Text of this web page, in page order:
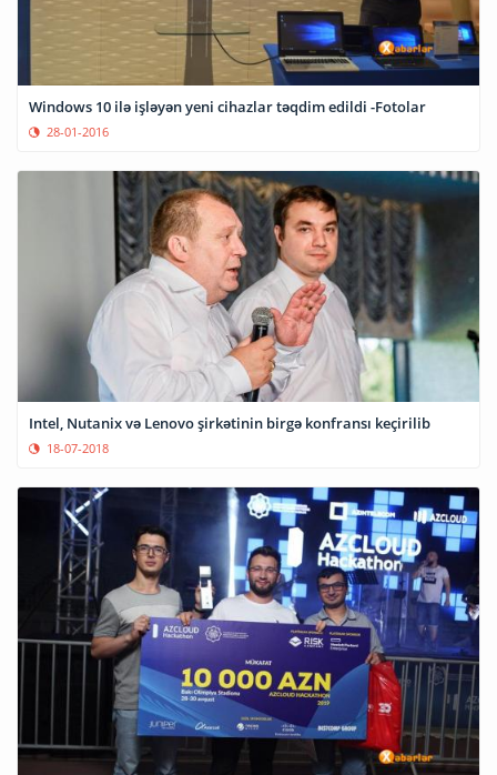
Windows 10 ilə işləyən yeni cihazlar təqdim edildi -Fotolar
28-01-2016
Intel, Nutanix və Lenovo şirkətinin birgə konfransı keçirilib
18-07-2018